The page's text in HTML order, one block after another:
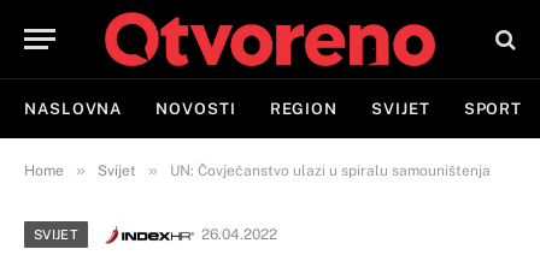
NASLOVNA NOVOSTI REGION SVIJET SPORT
Home » Svijet » UN: Čovječanstvo ulazi u spiralu samouništenja
SVIJET 26.04.2022